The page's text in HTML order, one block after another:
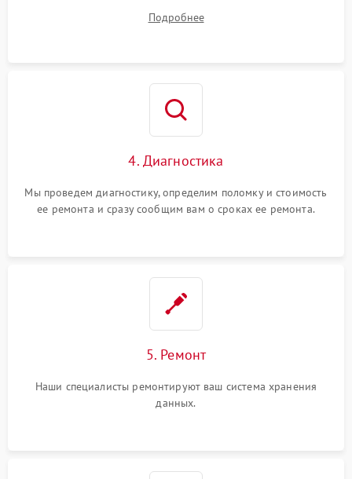
Подробнее
4. Диагностика
Мы проведем диагностику, определим поломку и стоимость
ее ремонта и сразу сообщим вам о сроках ее ремонта.
5. Ремонт
Наши специалисты ремонтируют ваш система хранения
данных.